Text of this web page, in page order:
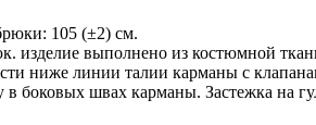
105 (±2) см.
изделие выполнено из костюмной
ниже линии талии карманы с
боковых швах карманы. Застежка на